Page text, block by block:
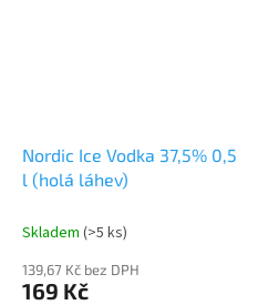
Nordic Ice Vodka 37,5% 0,5
l (holá láhev)
Skladem (>5 ks)
139,67 Kč bez DPH
169 Kč